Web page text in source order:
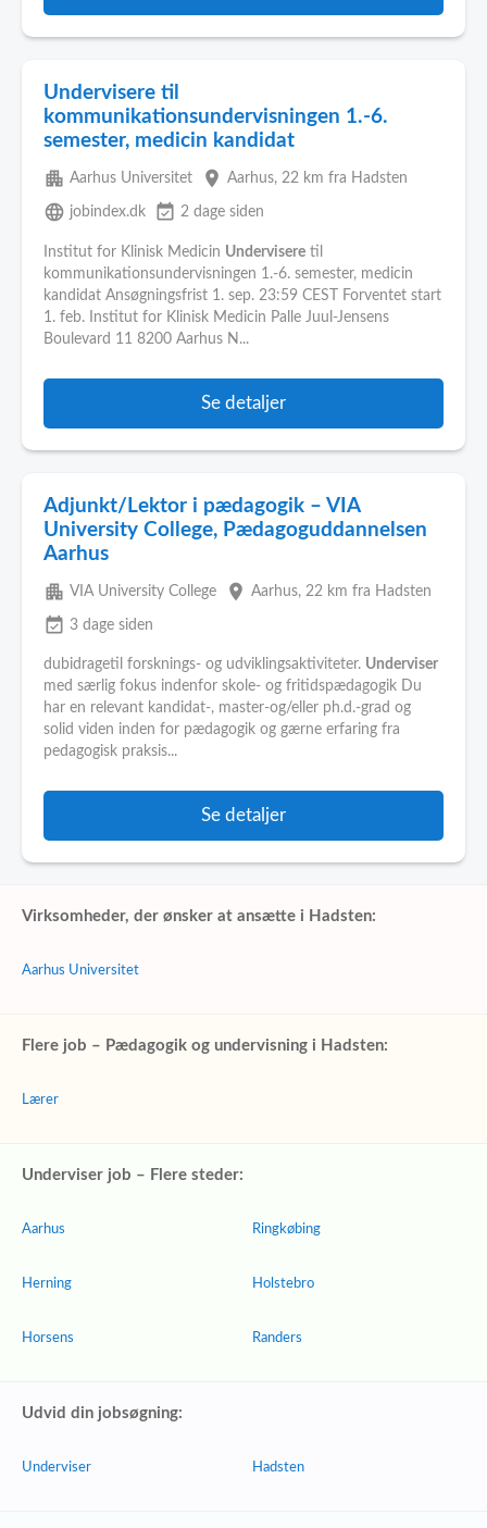
Undervisere til
kommunikationsundervisningen 1.-6.
semester, medicin kandidat
apartment Aarhus Universitet place Aarhus, 22 km fra Hadsten
language jobindex.dk event_available 2 dage siden
Institut for Klinisk Medicin Undervisere til
kommunikationsundervisningen 1.-6. semester, medicin
kandidat Ansøgningsfrist 1. sep. 23:59 CEST Forventet start
1. feb. Institut for Klinisk Medicin Palle Juul-Jensens
Boulevard 11 8200 Aarhus N...
Se detaljer
Adjunkt/Lektor i pædagogik – VIA
University College, Pædagoguddannelsen
Aarhus
apartment VIA University College place Aarhus, 22 km fra Hadsten
event_available 3 dage siden
dubidragetil forsknings- og udviklingsaktiviteter. Underviser
med særlig fokus indenfor skole- og fritidspædagogik Du
har en relevant kandidat-, master-og/eller ph.d.-grad og
solid viden inden for pædagogik og gærne erfaring fra
pedagogisk praksis...
Se detaljer
Virksomheder, der ønsker at ansætte i Hadsten:
Aarhus Universitet
Flere job – Pædagogik og undervisning i Hadsten:
Lærer
Underviser job – Flere steder:
Aarhus
Herning
Horsens
Ringkøbing
Holstebro
Randers
Udvid din jobsøgning:
Underviser Hadsten